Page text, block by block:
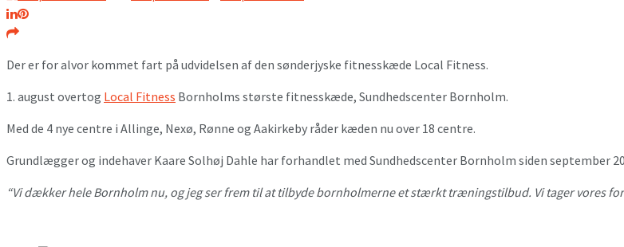
Der er for alvor kommet fart på udvidelsen af den sønderjyske fitnesskæde Local Fitness.
1. august overtog Local Fitness Bornholms største fitnesskæde, Sundhedscenter Bornholm.
Med de 4 nye centre i Allinge, Nexø, Rønne og Aakirkeby råder kæden nu over 18 centre.
Grundlægger og indehaver Kaare Solhøj Dahle har forhandlet med Sundhedscenter Bornholm siden september
“Vi dækker hele Bornholm nu, og jeg ser frem til at tilbyde bornholmerne et stærkt træningstilbud. Vi tager vores